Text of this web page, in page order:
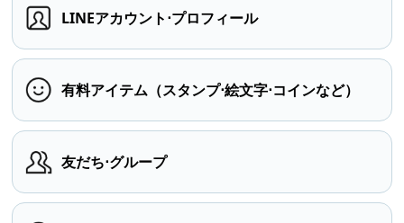
LINEアカウント⋅プロフィール
有料アイテム（スタンプ⋅絵文字⋅コインなど）
友だち⋅グループ